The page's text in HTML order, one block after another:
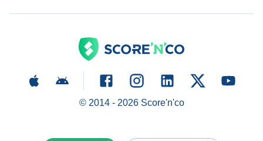
© 2014 - 2026Score'n'co